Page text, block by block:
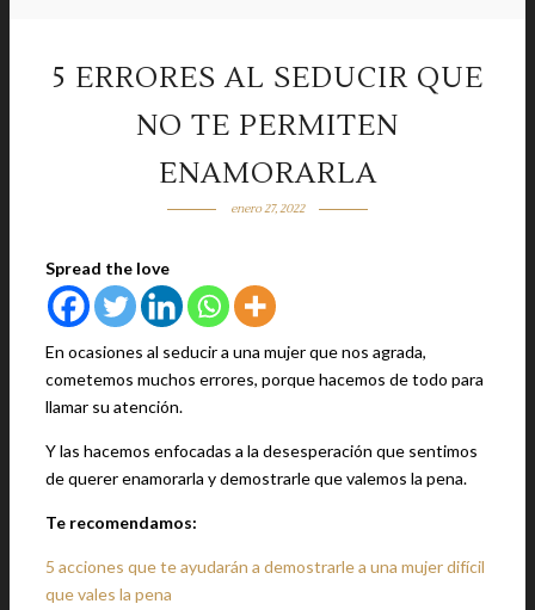
5 ERRORES AL SEDUCIR QUE
NO TE PERMITEN
ENAMORARLA
enero 27, 2022
Spread the love
En ocasiones al seducir a una mujer que nos agrada,
cometemos muchos errores, porque hacemos de todo para
llamar su atención.
Y las hacemos enfocadas a la desesperación que sentimos
de querer enamorarla y demostrarle que valemos la pena.
Te recomendamos:
5 acciones que te ayudarán a demostrarle a una mujer difícil
que vales la pena